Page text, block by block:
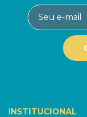
INSTITUCIONAL